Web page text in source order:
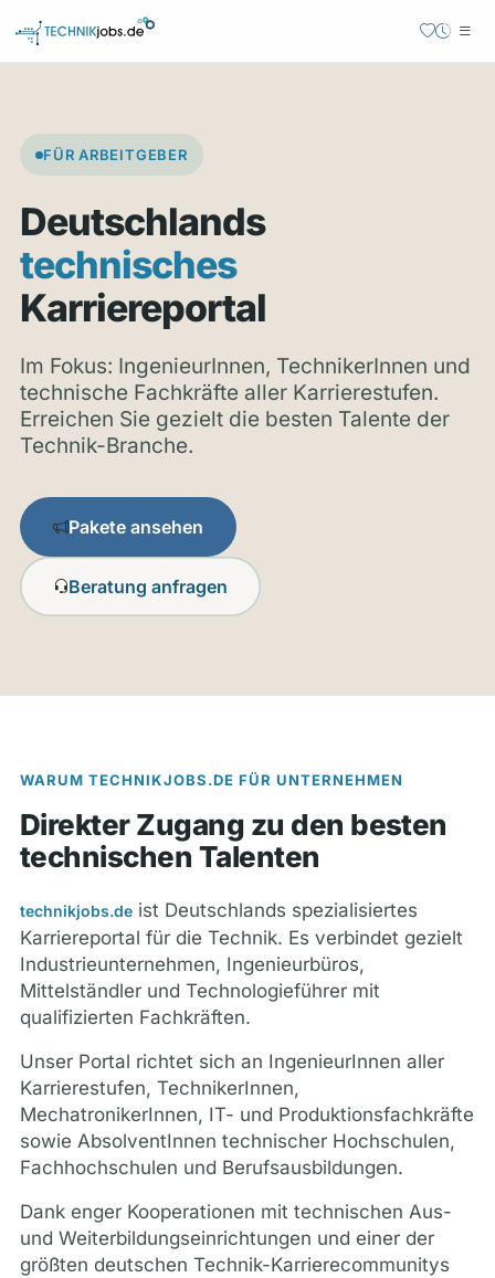
FÜR ARBEITGEBER
Deutschlands
technisches
Karriereportal
Im Fokus: IngenieurInnen, TechnikerInnen und
technische Fachkräfte aller Karrierestufen.
Erreichen Sie gezielt die besten Talente der
Technik-Branche.
Pakete ansehen
Beratung anfragen
WARUM TECHNIKJOBS.DE FÜR UNTERNEHMEN
Direkter Zugang zu den besten
technischen Talenten
technikjobs.de ist Deutschlands spezialisiertes
Karriereportal für die Technik. Es verbindet gezielt
Industrieunternehmen, Ingenieurbüros,
Mittelständler und Technologieführer mit
qualifizierten Fachkräften.
Unser Portal richtet sich an IngenieurInnen aller
Karrierestufen, TechnikerInnen,
MechatronikerInnen, IT- und Produktionsfachkräfte
sowie AbsolventInnen technischer Hochschulen,
Fachhochschulen und Berufsausbildungen.
Dank enger Kooperationen mit technischen Aus-
und Weiterbildungseinrichtungen und einer der
größten deutschen Technik-Karrierecommunitys